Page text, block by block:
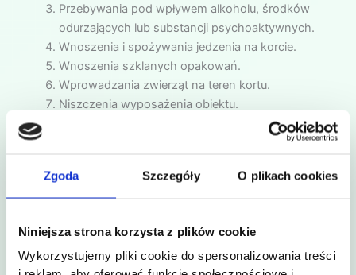
Zgoda Szczegóły O plikach cookies
Niniejsza strona korzysta z plików cookie
Wykorzystujemy pliki cookie do spersonalizowania treści
Przebywania pod wpływem alkoholu, środków
odurzających lub substancji psychoaktywnych.
Wnoszenia i spożywania jedzenia na korcie.
Wnoszenia szklanych opakowań.
Wprowadzania zwierząt na teren kortu.
Niszczenia wyposażenia obiektu.
Zachowań stwarzających zagrożenie dla innych
siatki oraz elementy wyposażenia.
osobom naruszającym powyższe zasady.